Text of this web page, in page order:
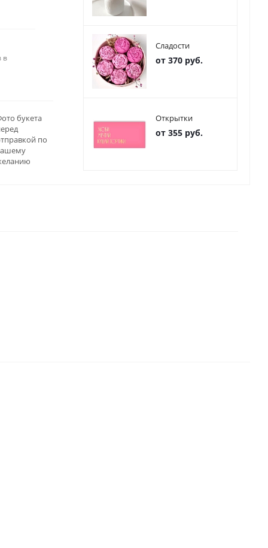
в
букета
по
Сладости
от 370 руб.
Открытки
от 355 руб.